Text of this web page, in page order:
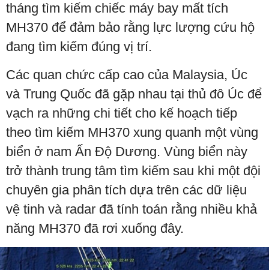
tháng tìm kiếm chiếc máy bay mất tích
MH370 để đảm bảo rằng lực lượng cứu hộ
đang tìm kiếm đúng vị trí.
Các quan chức cấp cao của Malaysia, Úc
và Trung Quốc đã gặp nhau tại thủ đô Úc để
vạch ra những chi tiết cho kế hoạch tiếp
theo tìm kiếm MH370 xung quanh một vùng
biển ở nam Ấn Độ Dương. Vùng biển này
trở thành trung tâm tìm kiếm sau khi một đội
chuyên gia phân tích dựa trên các dữ liệu
vệ tinh và radar đã tính toán rằng nhiều khả
năng MH370 đã rơi xuống đây.